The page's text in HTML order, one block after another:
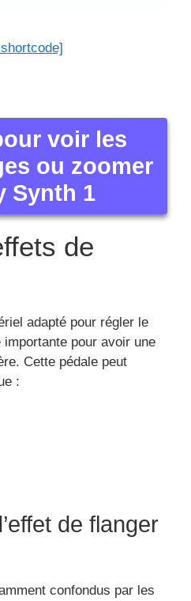
voir les
ou zoomer
Synth 1
de
adapté pour régler le
pour avoir une
Cette pédale peut
:
de flanger
confondus par les